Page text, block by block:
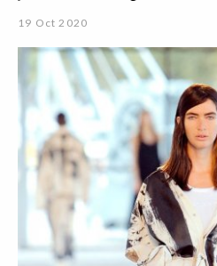
19 Oct 2020